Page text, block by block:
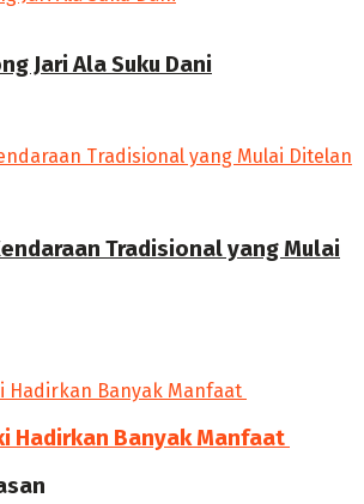
Jari Ala Suku Dani
Tradisional yang Mulai
Hadirkan Banyak Manfaat